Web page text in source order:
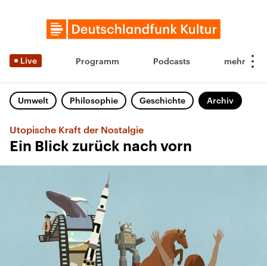
Live Programm Podcasts
Umwelt Philosophie Geschichte Archiv
Utopische Kraft der Nostalgie
Ein Blick zurück nach vorn